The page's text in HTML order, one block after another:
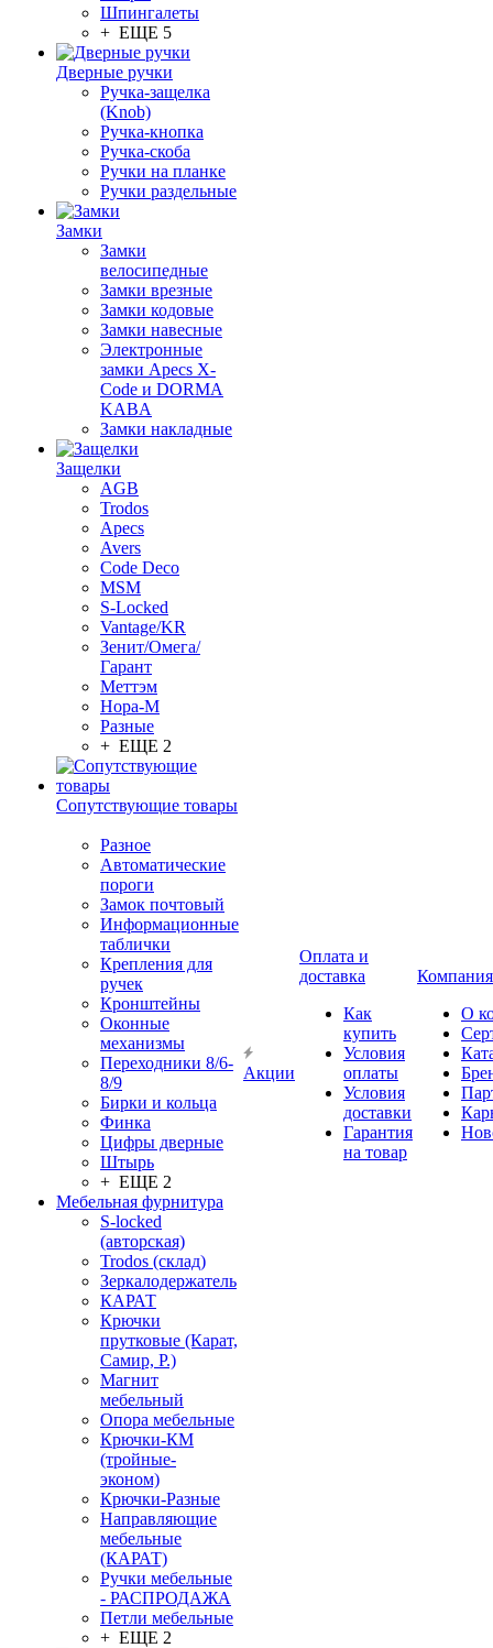
Шпингалеты
+ ЕЩЕ 5
Дверные ручки
Ручка-защелка
(Knob)
Ручка-кнопка
Ручка-скоба
Ручки на планке
Ручки раздельные
Замки
Замки
велосипедные
Замки врезные
Замки кодовые
Замки навесные
Электронные
замки Apecs X-
Code и DORMA
KABA
Замки накладные
Защелки
AGB
Trodos
Apecs
Avers
Code Deco
MSM
S-Locked
Vantage/KR
Зенит/Омега/
Гарант
Меттэм
Нора-М
Разные
+ ЕЩЕ 2
Сопутствующие товары
Разное
Автоматические
пороги
Замок почтовый
Информационные
таблички
Крепления для
ручек
Кронштейны
Оконные
механизмы
Переходники 8/6-
8/9
Бирки и кольца
Финка
Цифры дверные
Штырь
+ ЕЩЕ 2
Мебельная фурнитура
S-locked
(авторская)
Trodos (склад)
Зеркалодержатель
КАРАТ
Крючки
прутковые (Карат,
Самир, Р.)
Магнит
мебельный
Опора мебельные
Крючки-КМ
(тройные-
эконом)
Крючки-Разные
Направляющие
мебельные
(КАРАТ)
Ручки мебельные
- РАСПРОДАЖА
Петли мебельные
+ ЕЩЕ 2
Акции
Оплата и
доставка
Как
купить
Условия
оплаты
Условия
доставки
Гарантия
на товар
Компания
О